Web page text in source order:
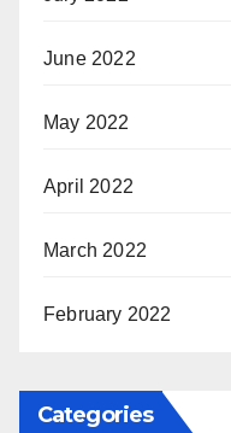
June 2022
May 2022
April 2022
March 2022
February 2022
Categories